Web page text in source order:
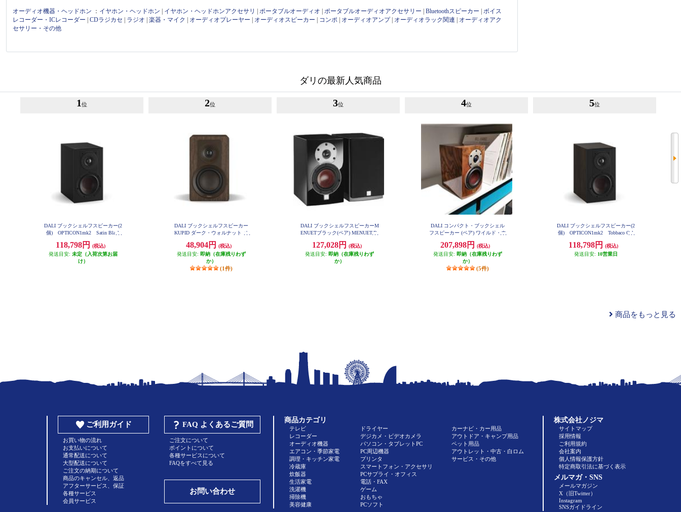
オーディオ機器・ヘッドホン ： イヤホン・ヘッドホン イヤホン・ヘッドホンアクセサリ |ポータブルオーディオ |ポータブルオーディオアクセサリー |Bluetoothスピーカー |ボイス
レコーダー・ICレコーダー |CDラジカセ ラジオ |楽器・マイク オーディオプレーヤー オーディオスピーカー コンポ オーディオアンプ| オーディオラック関連
オーディオアク
セサリー・その他
ダリの最新人気商品
1 位
DALI ブックシェルフスピーカー(2
個) OPTICON1mk2 Satin Black
118,798円
(税込)
発送目安: 未定（入荷次第お届
け）
2位
DALI ブックシェルフスピーカー
KUPID ダーク・ウォルナット ペ
48,904円
(税込)
発送目安: 即納（在庫残りわず
か）
(1件)
3位
DALI ブックシェルフスピーカーM
ENUETブラック(ペア) MENUET-B
127,028円
(税込)
発送目安: 即納（在庫残りわず
か）
4位
DALI コンパクト・ブックシェル
フスピーカー (ペア) ワイルド・ウ
シュ MENUET-SE
207,898円
(税込)
発送目安: 即納（在庫残りわず
か）
(5件)
5位
DALI ブックシェルフスピーカー(2
個) OPTICON1mk2 Tobbaco Oak
118,798円
(税込)
発送目安: 10営業日
商品をもっと見る
ご利用ガイド
お買い物の流れ
お支払いについて
通常配送について
大型配送について
ご注文の納期について
商品のキャンセル、返品
アフターサービス、保証
各種サービス
会員サービス
FAQ よくあるご質問
ご注文について
ポイントについて
各種サービスについて
FAQをすべて見る
お問い合わせ
商品カテゴリ
テレビ
レコーダー
オーディオ機器
エアコン・季節家電
調理・キッチン家電
冷蔵庫
炊飯器
生活家電
洗濯機
掃除機
美容健康
ドライヤー
デジカメ・ビデオカメラ
パソコン・タブレットPC
PC周辺機器
プリンタ
スマートフォン・アクセサリ
PCサプライ・オフィス
電話・FAX
ゲーム
おもちゃ
PCソフト
カーナビ・カー用品
アウトドア・キャンプ用品
ペット用品
アウトレット・中古・白ロム
サービス・その他
株式会社ノジマ
サイトマップ
採用情報
ご利用規約
会社案内
個人情報保護方針
特定商取引法に基づく表示
メルマガ・SNS
メールマガジン
X（旧Twitter）
Instagram
SNSガイドライン